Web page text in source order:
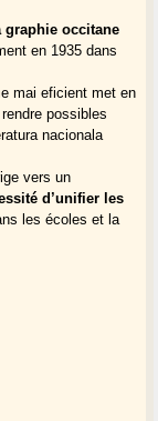
graphie occitane
en 1935 dans
mai eficient met en
possibles
nacionala
vers un
d’unifier les
les écoles et la